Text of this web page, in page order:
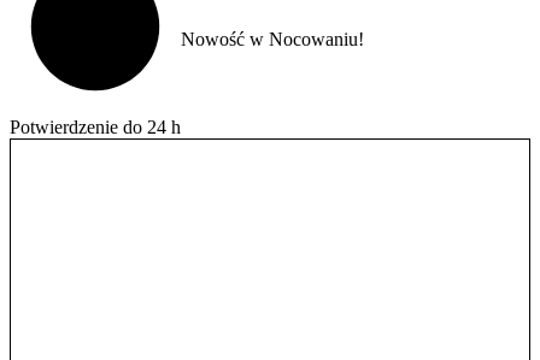
Potwierdzenie do 24 h
Nowość w Nocowaniu!